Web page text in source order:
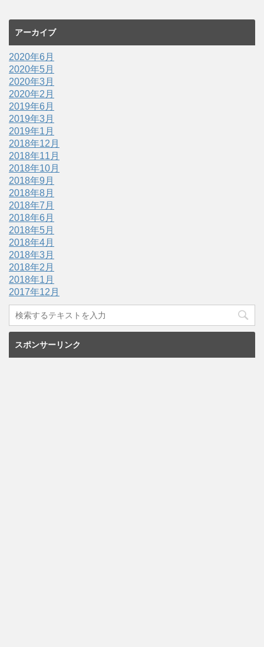
アーカイブ
2020年6月
2020年5月
2020年3月
2020年2月
2019年6月
2019年3月
2019年1月
2018年12月
2018年11月
2018年10月
2018年9月
2018年8月
2018年7月
2018年6月
2018年5月
2018年4月
2018年3月
2018年2月
2018年1月
2017年12月
スポンサーリンク